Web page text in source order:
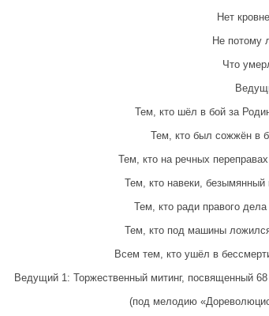
Нет
Не потому
Что
Тем, кто шёл в бой за
Тем, кто был сожжён в
Тем, кто на речных
Тем, кто навеки,
Тем, кто ради правого
Тем, кто под машины
Всем тем, кто ушёл в
Ведущий 1: Торжественный митинг, посвященный
(под мелодию